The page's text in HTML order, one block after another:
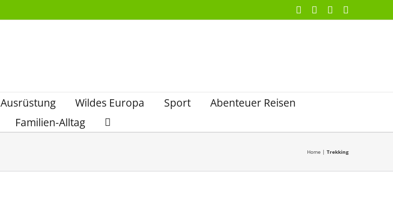
Facebook Instagram
Ausrüstung Wildes Europa Sport
Abenteuer Reisen
Familien-Alltag
Home | Trekking